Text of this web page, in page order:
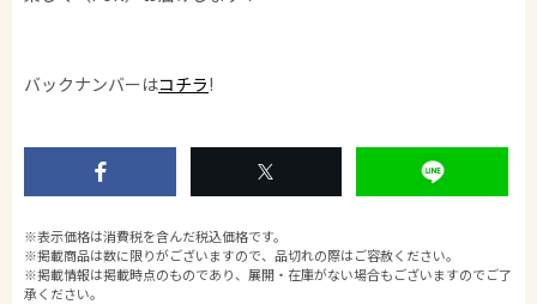
バックナンバーはコチラ!
※表示価格は消費税を含んだ税込価格です。
※掲載商品は数に限りがございますので、品切れの際はご容赦ください。
※掲載情報は掲載時点のものであり、展開・在庫がない場合もございますのでご了
承ください。